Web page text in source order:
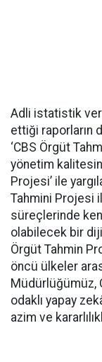
Adli istatistik
ettiği raporların
‘CBS Örgüt
yönetim
Projesi’ ile
Tahmini Projesi
süreçlerinde
olabilecek bir
Örgüt Tahmin
öncü ülkeler
Müdürlüğümüz,
odaklı yapay
azim ve